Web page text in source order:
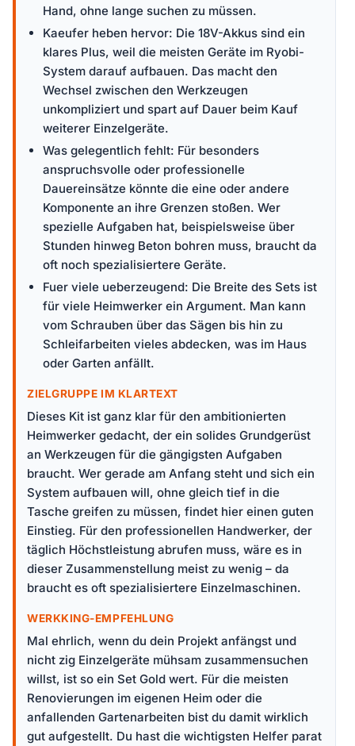
Hand, ohne lange suchen zu müssen.
Kaeufer heben hervor: Die 18V-Akkus sind ein
klares Plus, weil die meisten Geräte im Ryobi-
System darauf aufbauen. Das macht den
Wechsel zwischen den Werkzeugen
unkompliziert und spart auf Dauer beim Kauf
weiterer Einzelgeräte.
Was gelegentlich fehlt: Für besonders
anspruchsvolle oder professionelle
Dauereinsätze könnte die eine oder andere
Komponente an ihre Grenzen stoßen. Wer
spezielle Aufgaben hat, beispielsweise über
Stunden hinweg Beton bohren muss, braucht da
oft noch spezialisiertere Geräte.
Fuer viele ueberzeugend: Die Breite des Sets ist
für viele Heimwerker ein Argument. Man kann
vom Schrauben über das Sägen bis hin zu
Schleifarbeiten vieles abdecken, was im Haus
oder Garten anfällt.
ZIELGRUPPE IM KLARTEXT
Dieses Kit ist ganz klar für den ambitionierten
Heimwerker gedacht, der ein solides Grundgerüst
an Werkzeugen für die gängigsten Aufgaben
braucht. Wer gerade am Anfang steht und sich ein
System aufbauen will, ohne gleich tief in die
Tasche greifen zu müssen, findet hier einen guten
Einstieg. Für den professionellen Handwerker, der
täglich Höchstleistung abrufen muss, wäre es in
dieser Zusammenstellung meist zu wenig – da
braucht es oft spezialisiertere Einzelmaschinen.
WERKKING-EMPFEHLUNG
Mal ehrlich, wenn du dein Projekt anfängst und
nicht zig Einzelgeräte mühsam zusammensuchen
willst, ist so ein Set Gold wert. Für die meisten
Renovierungen im eigenen Heim oder die
anfallenden Gartenarbeiten bist du damit wirklich
gut aufgestellt. Du hast die wichtigsten Helfer parat